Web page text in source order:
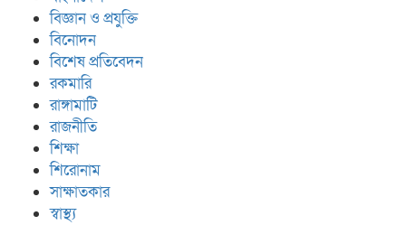
বিজ্ঞান ও প্রযুক্তি
বিনোদন
বিশেষ প্রতিবেদন
রকমারি
রাঙ্গামাটি
রাজনীতি
শিক্ষা
শিরোনাম
সাক্ষাতকার
স্বাস্থ্য